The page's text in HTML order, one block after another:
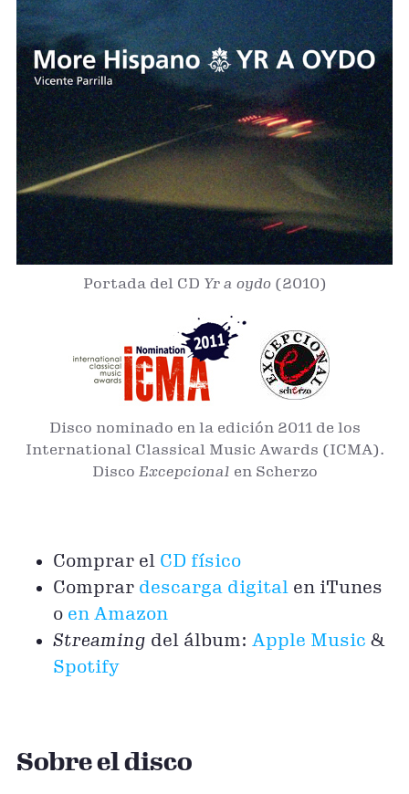
Portada del CD Yr a oydo(2010)
Disco nominado en la edición 2011 de los
International Classical Music Awards (ICMA).
Disco Excepcional en Scherzo
Comprar el CD físico
Comprar descarga digital en iTunes
o en Amazon
Streaming del álbum: Apple Music &
Spotify
Sobre el disco